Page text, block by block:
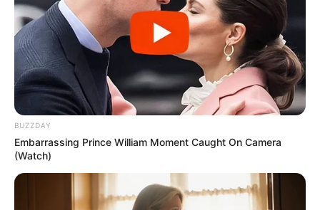
BUZZDAY
Embarrassing Prince William Moment Caught On Camera
(Watch)